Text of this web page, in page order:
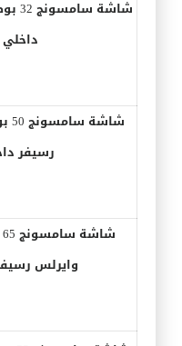
رسيفر
وايرلس